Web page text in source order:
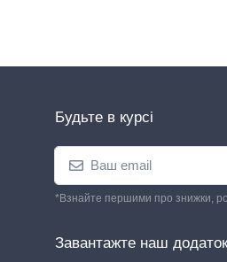
Будьте в курсі
*Взнайте першими про знижки,
Завантажте наш додаток